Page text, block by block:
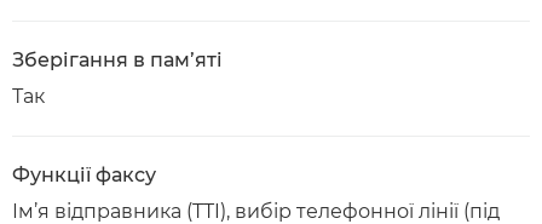
Зберігання в пам’яті
Так
Функції факсу
Ім’я відправника (TTI), вибір телефонної лінії (під